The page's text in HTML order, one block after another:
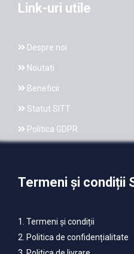
Link-uri utile
Despre noi
Noutati
Beneficii
Statut SITT
Politica GDPR
Termeni și condiții
1. Termeni și condiții
2. Politica de confidențialitate